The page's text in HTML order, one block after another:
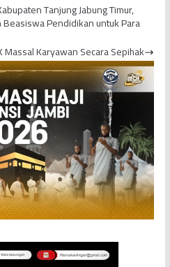
Tanjung Jabung Timur,
Pendidikan untuk Para
Massal Karyawan Secara Sepihak